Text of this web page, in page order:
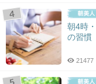
朝4時
の習慣
21477